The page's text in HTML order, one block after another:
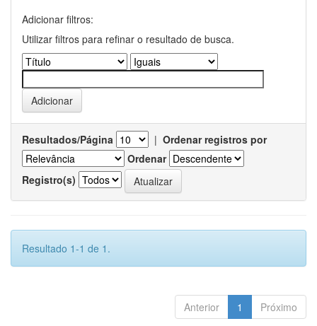
Adicionar filtros:
Utilizar filtros para refinar o resultado de busca.
Resultados/Página | Ordenar registros por
Ordenar
Registro(s)
Resultado 1-1 de 1.
Anterior 1 Próximo